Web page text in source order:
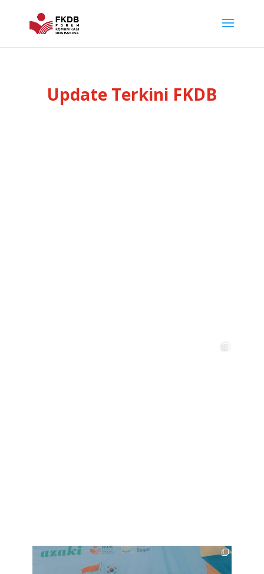
Update Terkini FKDB